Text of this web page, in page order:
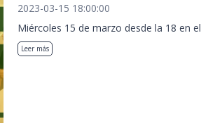
2023-03-15 18:00:00
Miércoles 15 de marzo desde la 18 en
Leer más